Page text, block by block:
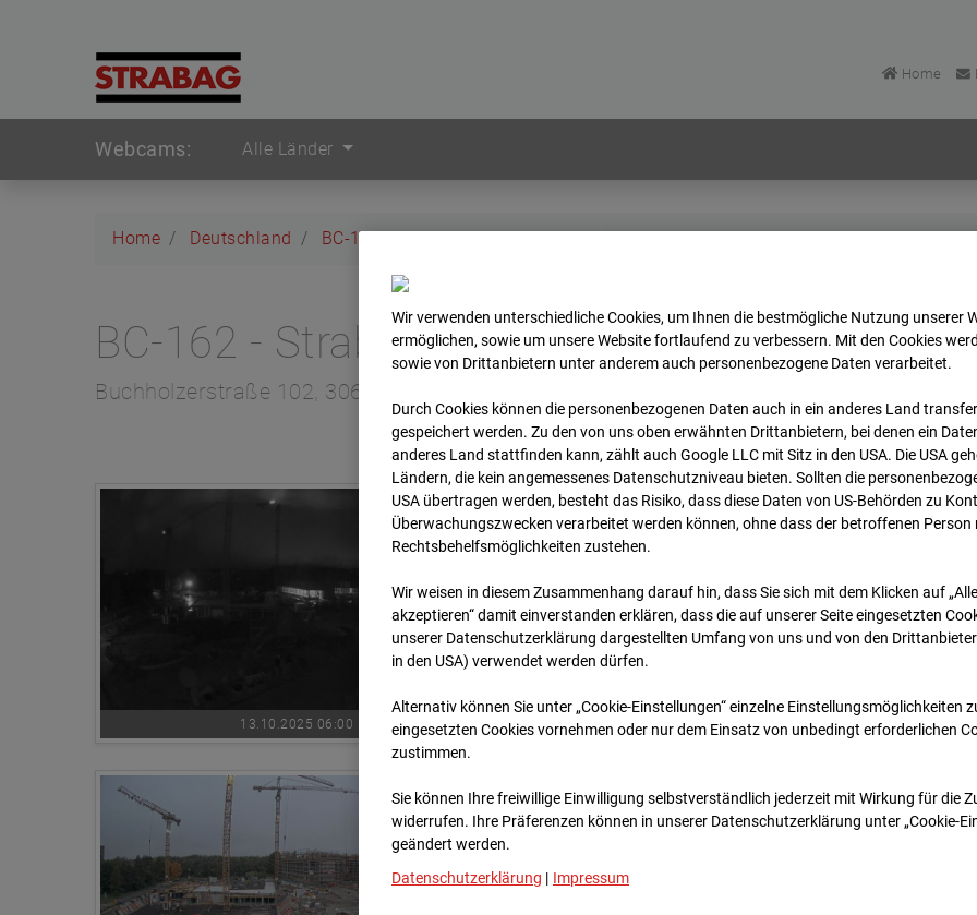
Home
Webcams: Alle Länder
Home Deutschland BC-162 - Strabag - BV-H3ö Archiv 2025 10 13
BC-162 - Strabag - BV-H3ö
Buchholzerstraße 102, 30655 Hannover
Zur Übersicht
13.10.2025 06:00 13.10.2025 06:05
Wir verwenden unterschiedliche Cookies, um Ihnen die best­mögliche Nutzung unserer
ermöglichen, sowie um unsere Website fortlaufend zu verbessern. Mit den Cookies
sowie von Drittanbietern unter anderem auch personenbezogene Daten verarbeitet.
Durch Cookies können die personenbezogenen Daten auch in ein anderes Land
gespeichert werden. Zu den von uns oben erwähnten Drittanbietern, bei denen ein
anderes Land stattfinden kann, zählt auch Google LLC mit Sitz in den USA. Die USA
Ländern, die kein angemessenes Datenschutzniveau bieten. Sollten die
USA übertragen werden, besteht das Risiko, dass diese Daten von US-Behörden zu
Überwachungszwecken verarbeitet werden können, ohne dass der betroffenen Person
Rechtsbehelfsmöglichkeiten zustehen.
Wir weisen in diesem Zusammenhang darauf hin, dass Sie sich mit dem Klicken auf
akzeptieren“ damit ein­ver­standen erklären, dass die auf unserer Seite eingesetzten
unserer Datenschutzerklärung dargestellten Umfang von uns und von den
in den USA) verwendet werden dürfen.
Alternativ können Sie unter „Cookie-Einstellungen“ einzelne Einstellungsmöglichkeiten
eingesetzten Cookies vornehmen oder nur dem Einsatz von unbedingt erforderlichen
zustimmen.
Sie können Ihre freiwillige Einwilligung selbstverständlich jederzeit mit Wirkung für die
widerrufen. Ihre Prä­fe­renzen können in unserer Datenschutzerklärung unter „Cookie-
geändert werden.
Datenschutzerklärung | Impressum